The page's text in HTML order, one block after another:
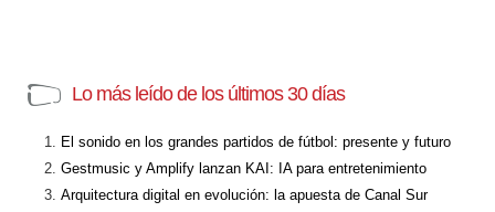
Lo más leído de los últimos 30 días
El sonido en los grandes partidos de fútbol: presente y futuro
Gestmusic y Amplify lanzan KAI: IA para entretenimiento
Arquitectura digital en evolución: la apuesta de Canal Sur